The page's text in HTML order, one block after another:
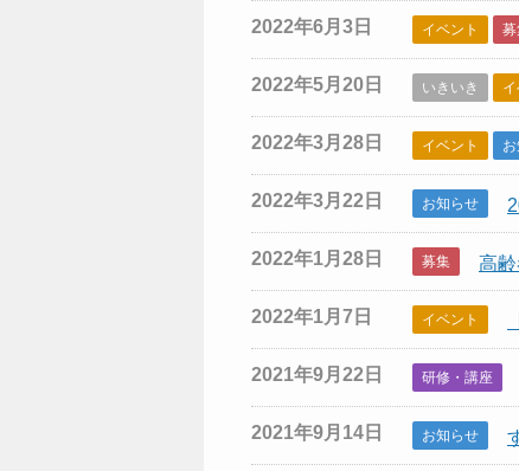
2022年6月3日 イベント
2022年5月20日 いきいき
2022年3月28日 イベント
2022年3月22日 お知らせ
2022年1月28日 募集 高
2022年1月7日 イベント
2021年9月22日 研修・講座
2021年9月14日 お知らせ